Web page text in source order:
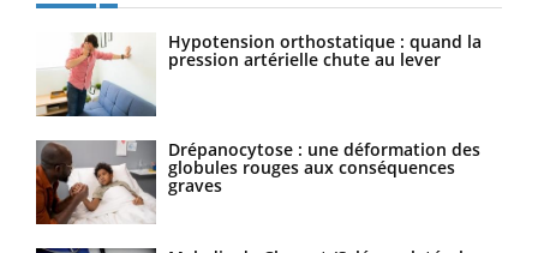
Hypotension orthostatique : quand la
pression artérielle chute au lever
Drépanocytose : une déformation des
globules rouges aux conséquences
graves